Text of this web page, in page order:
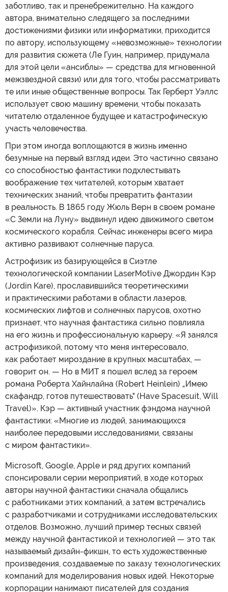
заботливо, так и пренебрежительно. На каждого
автора, внимательно следящего за последними
достижениями физики или информатики, приходится
по автору, использующему «невозможные» технологии
для развития сюжета (Ле Гуин, например, придумала
для этой цели «ансиблы» — средства для мгновенной
межзвездной связи) или для того, чтобы рассматривать
те или иные общественные вопросы. Так Герберт Уэллс
использует свою машину времени, чтобы показать
читателю отдаленное будущее и катастрофическую
участь человечества.
При этом иногда воплощаются в жизнь именно
безумные на первый взгляд идеи. Это частично связано
со способностью фантастики подхлестывать
воображение тех читателей, которым хватает
технических знаний, чтобы превратить фантазии
в реальность. В 1865 году Жюль Верн в своем романе
«С Земли на Луну» выдвинул идею движимого светом
космического корабля. Сейчас инженеры всего мира
активно развивают солнечные паруса.
Астрофизик из базирующейся в Сиэтле
технологической компании LaserMotive Джордин Кэр
(Jordin Kare), прославившийся теоретическими
и практическими работами в области лазеров,
космических лифтов и солнечных парусов, охотно
признает, что научная фантастика сильно повлияла
на его жизнь и профессиональную карьеру. «Я занялся
астрофизикой, потому что меня интересовало,
как работает мироздание в крупных масштабах, —
говорит он. — Но в МИТ я пошел вслед за героем
романа Роберта Хайнлайна (Robert Heinlein) „Имею
скафандр, готов путешествовать" (Have Spacesuit, Will
Travel)». Кэр — активный участник фэндома научной
фантастики: «Многие из людей, занимающихся
наиболее передовыми исследованиями, связаны
с миром фантастики».
Microsoft, Google, Apple и ряд других компаний
спонсировали серии мероприятий, в ходе которых
авторы научной фантастики сначала общались
с работниками этих компаний, а затем встречались
с разработчиками и сотрудниками исследовательских
отделов. Возможно, лучший пример тесных связей
между научной фантастикой и технологией — это так
называемый дизайн-фикшн, то есть художественные
произведения, создаваемые по заказу технологических
компаний для моделирования новых идей. Некоторые
корпорации нанимают писателей для создания